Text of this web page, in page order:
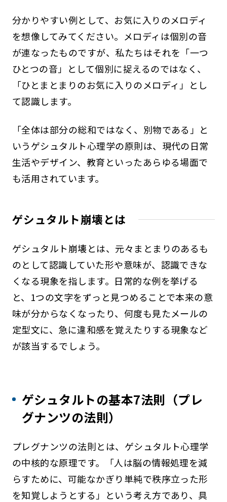
分かりやすい例として、お気に入りのメロディ
を想像してみてください。メロディは個別の音
が連なったものですが、私たちはそれを「一つ
ひとつの音」として個別に捉えるのではなく、
「ひとまとまりのお気に入りのメロディ」とし
て認識します。
「全体は部分の総和ではなく、別物である」と
いうゲシュタルト心理学の原則は、現代の日常
生活やデザイン、教育といったあらゆる場面で
も活用されています。
ゲシュタルト崩壊とは
ゲシュタルト崩壊とは、元々まとまりのあるも
のとして認識していた形や意味が、認識できな
くなる現象を指します。日常的な例を挙げる
と、1つの文字をずっと見つめることで本来の意
味が分からなくなったり、何度も見たメールの
定型文に、急に違和感を覚えたりする現象など
が該当するでしょう。
ゲシュタルトの基本7法則（プレ
グナンツの法則）
プレグナンツの法則とは、ゲシュタルト心理学
の中核的な原理です。「人は脳の情報処理を減
らすために、可能なかぎり単純で秩序立った形
を知覚しようとする」という考え方であり、具